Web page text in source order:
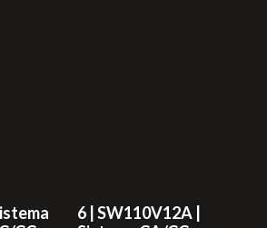
6 | SW110V12A |